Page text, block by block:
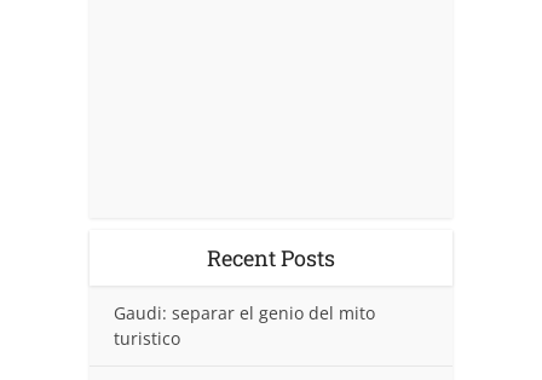
Recent Posts
Gaudi: separar el genio del mito
turistico